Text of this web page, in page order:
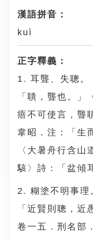
漢語拼音：
kuì
正字釋義：
1. 耳聾、失聰。
「聵，聾也。」
瘖不可使言，聾
韋昭．注：「生
〈大暑舟行含山
駭〉詩：「盆傾
2. 糊塗不明事理
「近賢則聰，近
卷一五．刑名部